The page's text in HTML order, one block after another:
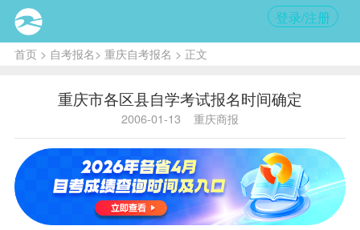
登录/注册
首页> 自考报名> 重庆自考报名 > 正文
重庆市各区县自学考试报名时间确定
2006-01-13 重庆商报